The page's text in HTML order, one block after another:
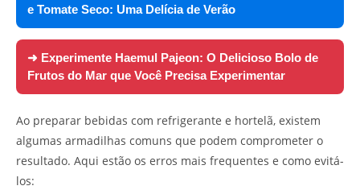
e Tomate Seco: Uma Delícia de Verão
➜ Experimente Haemul Pajeon: O Delicioso Bolo de
Frutos do Mar que Você Precisa Experimentar
Ao preparar bebidas com refrigerante e hortelã, existem
algumas armadilhas comuns que podem comprometer o
resultado. Aqui estão os erros mais frequentes e como evitá-
los: